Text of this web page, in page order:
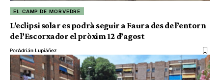
EL CAMP DE MORVEDRE
L’eclipsi solar es podrà seguir a Faura des de l’entorn
de l’Escorxador el pròxim 12 d’agost
PorAdrián Lupiáñez